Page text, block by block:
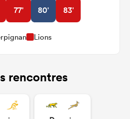
77' 80' 83'
Lions
rencontres